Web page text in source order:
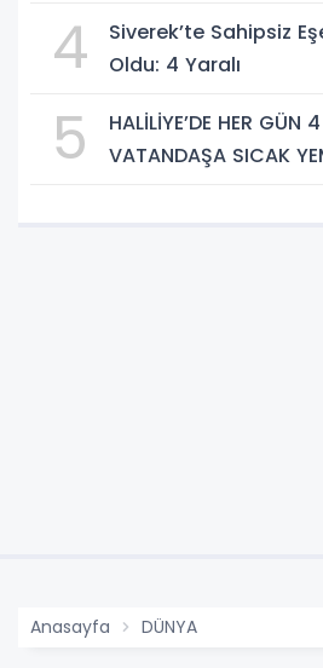
4
Siverek’te Sahipsiz
Oldu: 4 Yaralı
5
HALİLİYE’DE HER GÜN
VATANDAŞA SICAK
Anasayfa DÜNYA